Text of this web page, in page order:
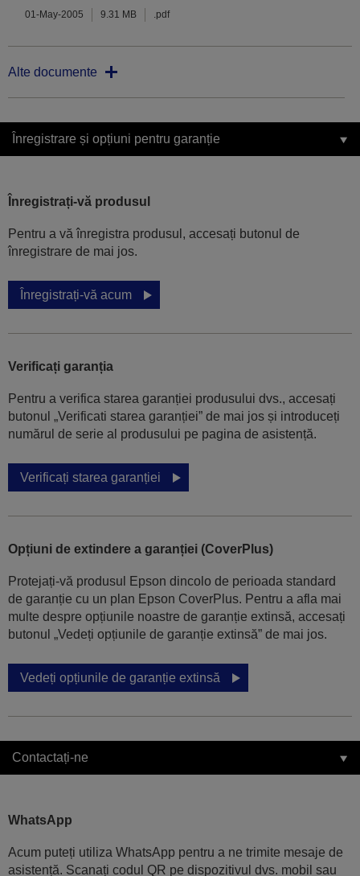
01-May-2005 9.31 MB .pdf
Alte documente
Înregistrare și opțiuni pentru garanție
Înregistrați-vă produsul
Pentru a vă înregistra produsul, accesați butonul de
înregistrare de mai jos.
Înregistrați-vă acum
Verificați garanția
Pentru a verifica starea garanției produsului dvs., accesați
butonul „Verificati starea garanției” de mai jos și introduceți
numărul de serie al produsului pe pagina de asistență.
Verificați starea garanției
Opțiuni de extindere a garanției (CoverPlus)
Protejați-vă produsul Epson dincolo de perioada standard
de garanție cu un plan Epson CoverPlus. Pentru a afla mai
multe despre opțiunile noastre de garanție extinsă, accesați
butonul „Vedeți opțiunile de garanție extinsă” de mai jos.
Vedeți opțiunile de garanție extinsă
Contactați-ne
WhatsApp
Acum puteți utiliza WhatsApp pentru a ne trimite mesaje de
asistență. Scanați codul QR pe dispozitivul dvs. mobil sau